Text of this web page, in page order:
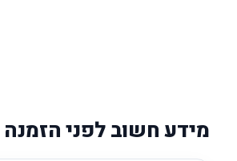
מידע חשוב לפני הזמנה